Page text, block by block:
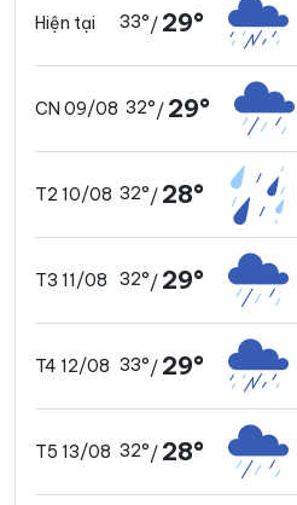
Hiện tại 33°/ 29°
CN 09/08 32°/ 29°
T2 10/08 32°/ 28°
T3 11/08 32°/ 29°
T4 12/08 33°/ 29°
T5 13/08 32°/ 28°